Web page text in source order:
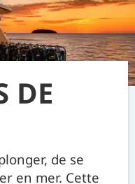
DE
de se
en mer. Cette